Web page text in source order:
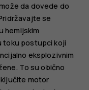
da dovede do
se
hemijskim
toku postupci koji
eksplozivnim
To su obično
motor